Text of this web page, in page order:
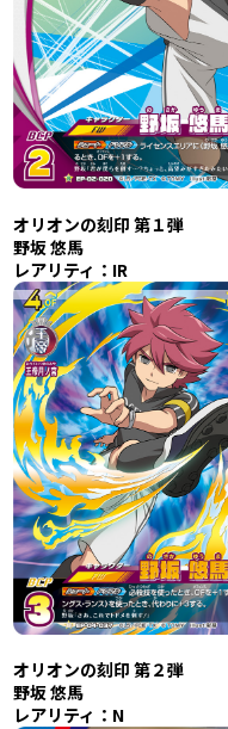
オリオンの刻印 第１弾
野坂 悠馬
レアリティ：IR
オリオンの刻印 第２弾
野坂 悠馬
レアリティ：N